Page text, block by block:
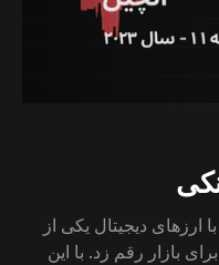
دیجیتال یکی از
هفته‌های سال ۲۰۲۳ را برای بازار رقم زد. با این